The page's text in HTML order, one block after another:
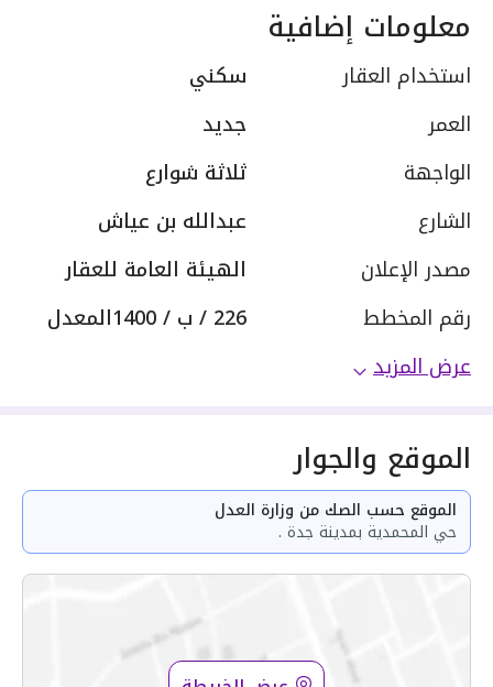
معلومات إضافية
استخدام العقار
سكني
العمر
جديد
الواجهة
ثلاثة شوارع
الشارع
عبدالله بن عياش
مصدر الإعلان
الهيئة العامة للعقار
رقم المخطط
226 / ب / 1400المعدل
عرض المزيد
الموقع والجوار
الموقع حسب الصك من وزارة العدل
حي المحمدية بمدينة جدة .